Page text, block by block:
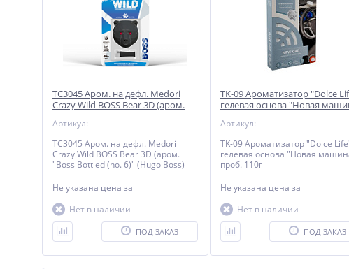
TC3045 Аром. на дефл. Medori
Crazy Wild BOSS Bear 3D (аром.
Артикул: -
TC3045 Аром. на дефл. Medori
Crazy Wild BOSS Bear 3D (аром.
"Boss Bottled (no. 6)" (Hugo Boss)
Не указана цена за
Нет в наличии
ПОД ЗАКАЗ
TK-09 Ароматизатор "Dolce
гелевая основа "Новая
Артикул: -
TK-09 Ароматизатор "Dolce
гелевая основа "Новая
проб. 110г
Не указана цена за
Нет в наличии
ПОД ЗАКАЗ